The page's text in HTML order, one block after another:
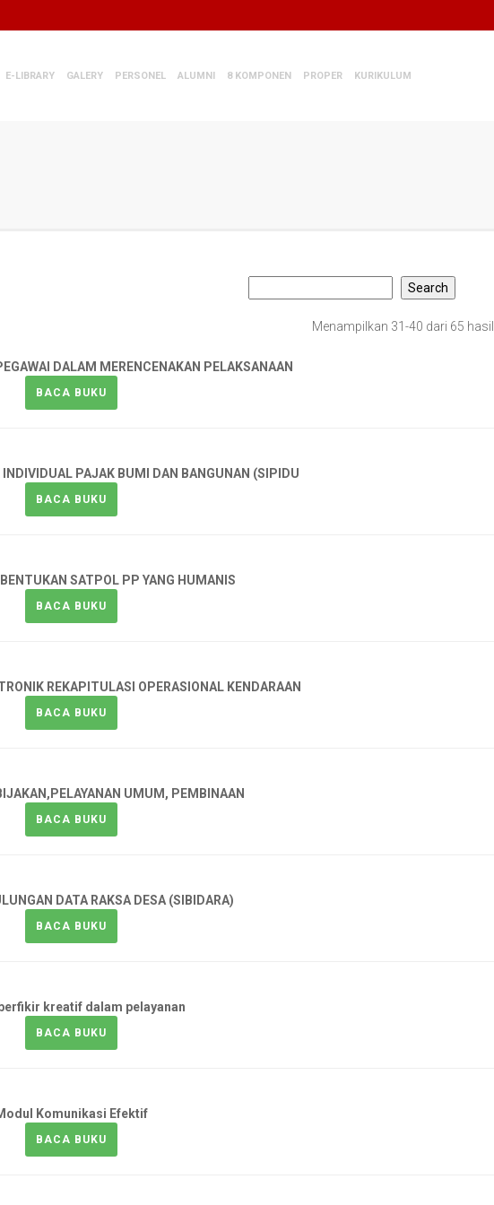
E-LIBRARY GALERY PERSONEL ALUMNI 8 KOMPONEN PROPER KURIKULUM
Menampilkan 31-40 dari 65 hasil
DALAM MERENCENAKAN PELAKSANAAN
BACA BUKU
PAJAK BUMI DAN BANGUNAN (SIPIDU
BACA BUKU
SATPOL PP YANG HUMANIS
BACA BUKU
REKAPITULASI OPERASIONAL KENDARAAN
BACA BUKU
UMUM, PEMBINAAN
BACA BUKU
DATA RAKSA DESA (SIBIDARA)
BACA BUKU
kreatif dalam pelayanan
BACA BUKU
Komunikasi Efektif
BACA BUKU